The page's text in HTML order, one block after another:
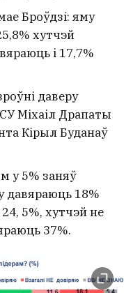
Броўдзі: яму
хутчэй
і 17,7%
даверу
Міхаіл Драпаты
Кірыл Буданаў
у 5% заняў
давяраюць 18%
5%, хутчэй не
37%.